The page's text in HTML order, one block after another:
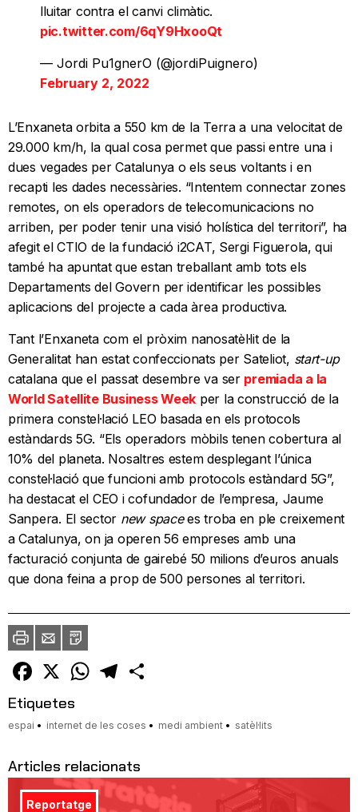
lluitar contra el canvi climàtic.
pic.twitter.com/6qY9HxooQt
— Jordi Pu1gnerO (@jordiPuignero)
February 2, 2022
L’Enxaneta orbita a 550 km de la Terra a una velocitat de
29.000 km/h, la qual cosa permet que passi entre una i
dues vegades per Catalunya o els seus voltants i en
recapti les dades necessàries. “Intentem connectar zones
remotes, on els operadors de telecomunicacions no
arriben, per poder tenir una visió holística del territori”, ha
afegit el CTIO de la fundació i2CAT, Sergi Figuerola, qui
també ha apuntat que estan treballant amb tots els
Departaments del Govern per identificar les possibles
aplicacions del projecte a cada àrea productiva.
Tant l’Enxaneta com el pròxim nanosatèl·lit de la
Generalitat han estat confeccionats per Sateliot, start-up
catalana que el passat desembre va ser premiada a la
World Satellite Business Week per la construcció de la
primera constel·lació LEO basada en els protocols
estàndards 5G. “Els operadors mòbils tenen cobertura al
10% del planeta. Nosaltres estem desplegant l’única
constel·lació que funcioni amb protocols estàndard 5G”,
ha destacat el CEO i cofundador de l’empresa, Jaume
Sanpera. El sector new spacees troba en ple creixement
a Catalunya, on ja operen 56 empreses amb una
facturació conjunta de gairebé 50 milions d’euros anuals
que dona feina a prop de 500 persones al territori.
ImprimirEnvia
un
amic
PDF
Facebook
X WhatsAppTelegram
Etiquetes
espai internet de les coses medi ambient satèl·lits
Articles relacionats
Reportatge